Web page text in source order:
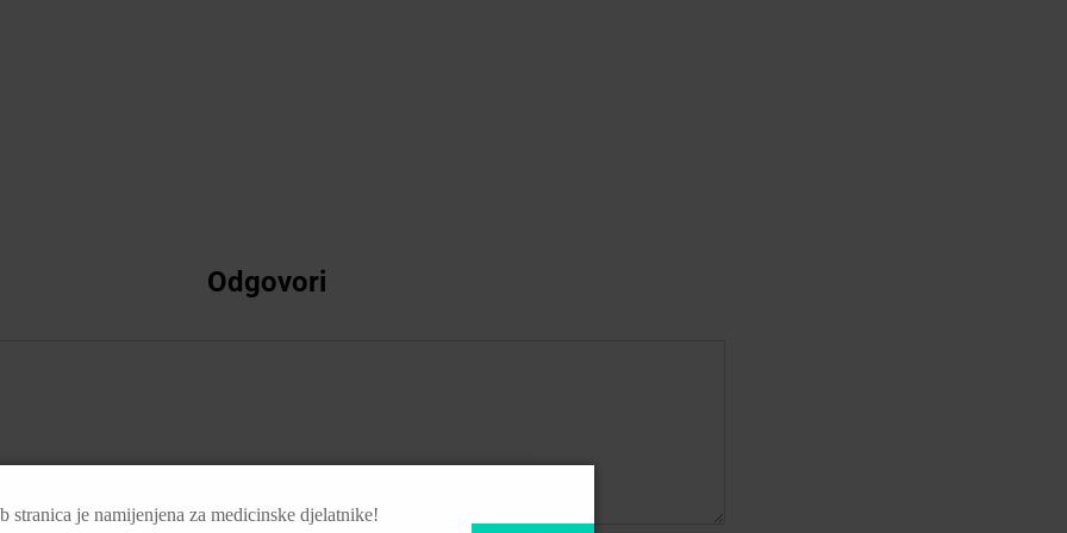
Odgovori
stranica je namijenjena za medicinske djelatnike!